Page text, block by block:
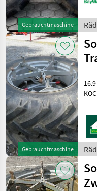
Gebrauchtmaschine
auf
/
Gebrauchtmaschine
/